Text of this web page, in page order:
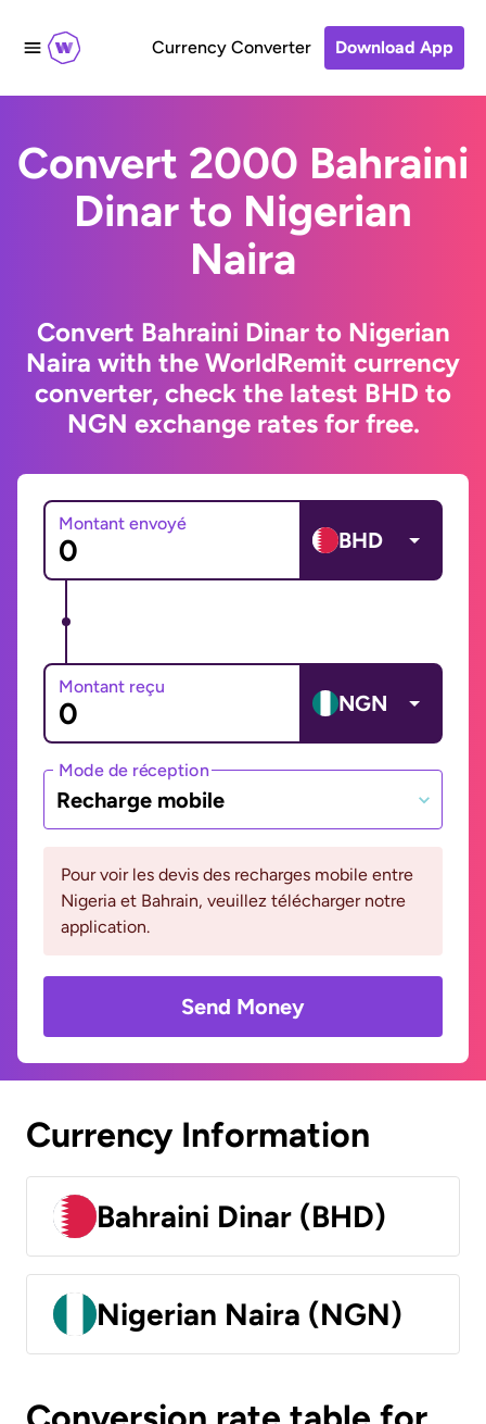
Currency Converter Download App
Convert 2000 Bahraini
Dinar to Nigerian
Naira
Convert Bahraini Dinar to Nigerian
Naira with the WorldRemit currency
converter, check the latest BHD to
NGN exchange rates for free.
Montant envoyé
BHD
Montant reçu
NGN
Mode de réception
Recharge mobile
Pour voir les devis des recharges mobile entre
Nigeria et Bahrain, veuillez télécharger notre
application.
Send Money
Currency Information
Bahraini Dinar (BHD)
Nigerian Naira (NGN)